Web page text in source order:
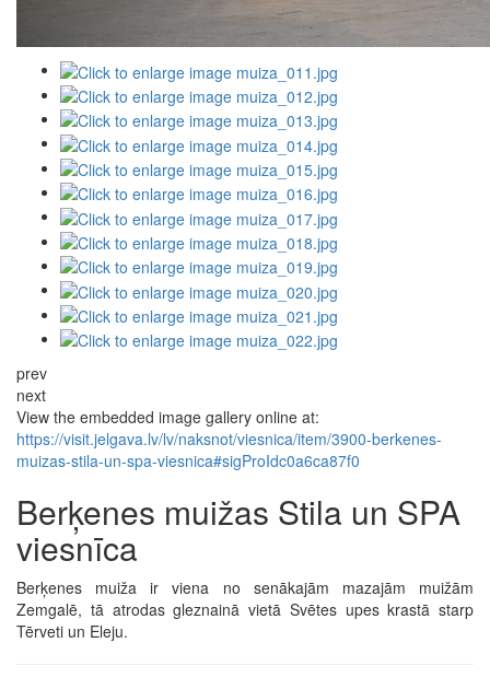
prev
next
View the embedded image gallery online at:
https://visit.jelgava.lv/lv/naksnot/viesnica/item/3900-berkenes-
muizas-stila-un-spa-viesnica#sigProIdc0a6ca87f0
Berķenes muižas Stila un SPA
viesnīca
Berķenes muiža ir viena no senākajām mazajām muižām
Zemgalē, tā atrodas gleznainā vietā Svētes upes krastā starp
Tērveti un Eleju.